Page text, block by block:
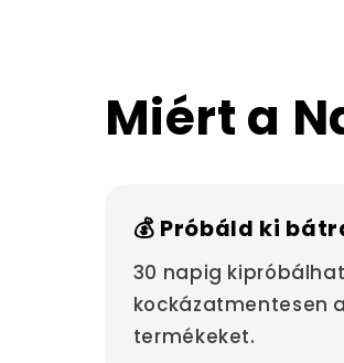
Miért a
💰 Próbáld ki
30 napig
kockázatmentesen a
termékeket.